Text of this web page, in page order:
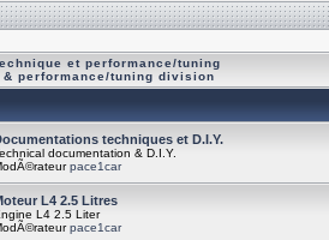
et performance/tuning
& performance/tuning division
techniques et D.I.Y.
documentation & D.I.Y.
pace1car
L4 2.5 Litres
L4 2.5 Liter
pace1car